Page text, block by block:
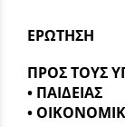
ΕΡΩΤΗΣΗ
ΠΡΟΣ ΤΟΥΣ
• ΠΑΙΔΕΙΑΣ
•